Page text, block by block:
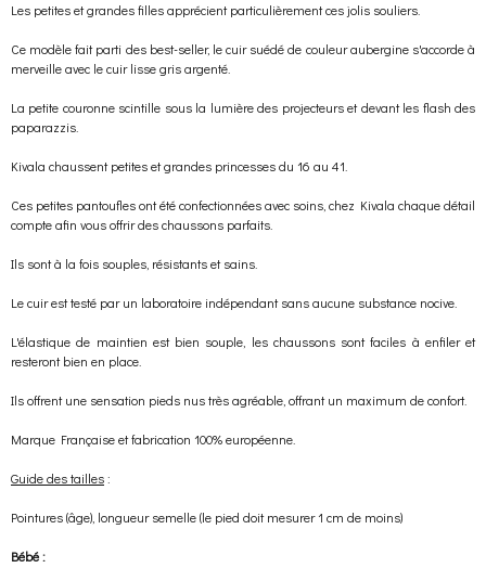
Les petites et grandes filles apprécient particulièrement ces jolis souliers.
Ce modèle fait parti des best-seller, le cuir suédé de couleur aubergine s'accorde à
merveille avec le cuir lisse gris argenté.
La petite couronne scintille sous la lumière des projecteurs et devant les flash des
paparazzis.
Kivala chaussent petites et grandes princesses du 16 au 41.
Ces petites pantoufles ont été confectionnées avec soins, chez Kivala chaque détail
compte afin vous offrir des chaussons parfaits.
Ils sont à la fois souples, résistants et sains.
Le cuir est testé par un laboratoire indépendant sans aucune substance nocive.
L'élastique de maintien est bien souple, les chaussons sont faciles à enfiler et
resteront bien en place.
Ils offrent une sensation pieds nus très agréable, offrant un maximum de confort.
Marque Française et fabrication 100% européenne.
Guide des tailles:
Pointures (âge), longueur semelle (le pied doit mesurer 1 cm de moins)
Bébé :